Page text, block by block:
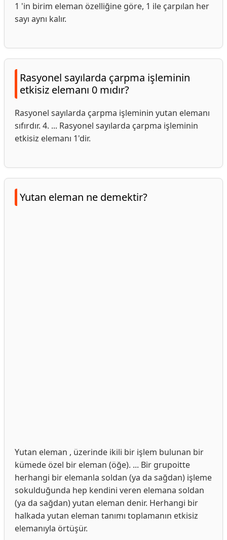
1 'in birim eleman özelliğine göre, 1 ile çarpılan her
sayı aynı kalır.
Rasyonel sayılarda çarpma işleminin
etkisiz elemanı 0 mıdır?
Rasyonel sayılarda çarpma işleminin yutan elemanı
sıfırdır. 4. ... Rasyonel sayılarda çarpma işleminin
etkisiz elemanı 1'dir.
Yutan eleman ne demektir?
Yutan eleman , üzerinde ikili bir işlem bulunan bir
kümede özel bir eleman (öğe). ... Bir grupoitte
herhangi bir elemanla soldan (ya da sağdan) işleme
sokulduğunda hep kendini veren elemana soldan
(ya da sağdan) yutan eleman denir. Herhangi bir
halkada yutan eleman tanımı toplamanın etkisiz
elemanıyla örtüşür.